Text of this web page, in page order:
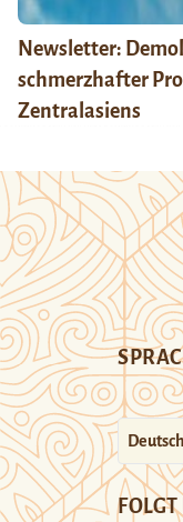
Newsletter:
schmerzhafter
Zentralasiens
Deutsch